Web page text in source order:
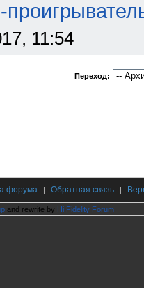
11:54
Переход:
форума | Обратная связь |
and rewrite by Hi Fidelity Forum